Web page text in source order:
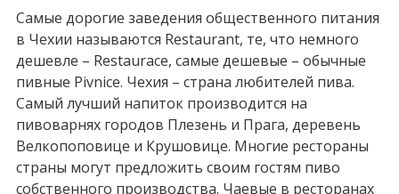
Самые дорогие заведения общественного питания
в Чехии называются Restaurant, те, что немного
дешевле – Restaurace, самые дешевые – обычные
пивные Pivnice. Чехия – страна любителей пива.
Самый лучший напиток производится на
пивоварнях городов Плезень и Прага, деревень
Велкопоповице и Крушовице. Многие рестораны
страны могут предложить своим гостям пиво
собственного производства. Чаевые в ресторанах